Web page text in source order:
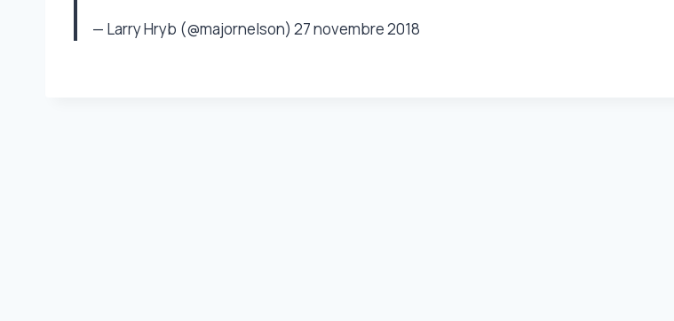
— Larry Hryb (@majornelson) 27 novembre 2018